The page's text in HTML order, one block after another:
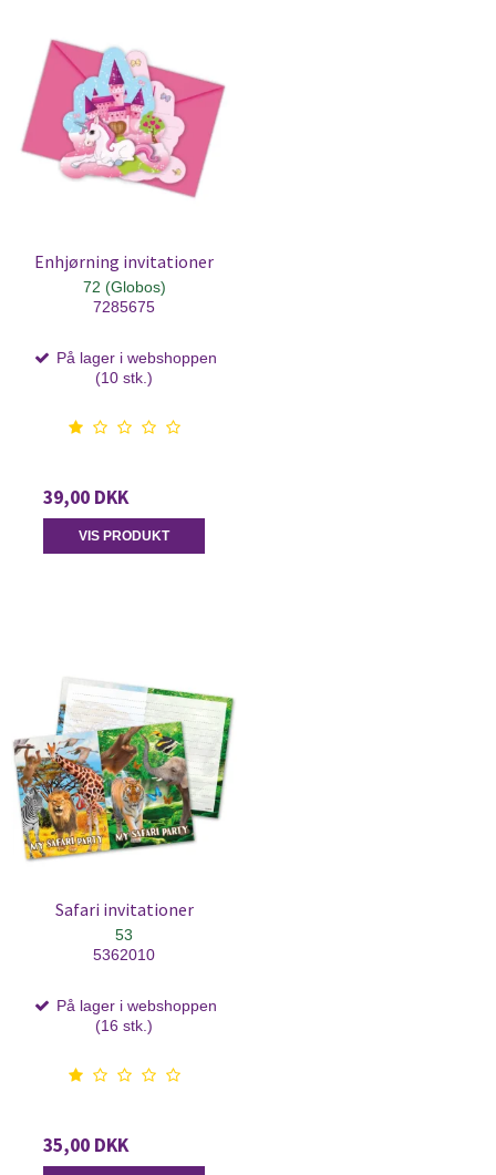
Enhjørning invitationer
72 (Globos)
7285675
På lager i webshoppen
(10 stk.)
39,00 DKK
VIS PRODUKT
Safari invitationer
53
5362010
På lager i webshoppen
(16 stk.)
35,00 DKK